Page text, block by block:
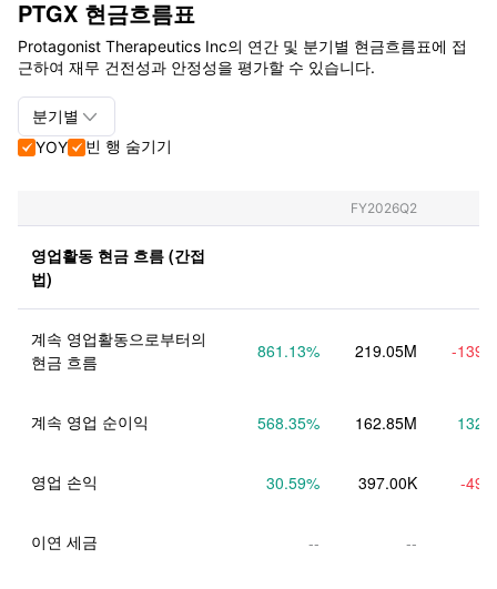
PTGX 현금흐름표
Protagonist Therapeutics Inc의 연간 및 분기별 현금흐름표에 접
근하여 재무 건전성과 안정성을 평가할 수 있습니다.
분기별 
YOY빈 행 숨기기
FY2026Q2
영업활동 현금 흐름 (간접
법)
계속 영업활동으로부터의
현금 흐름
861.13% 219.05M -
계속 영업 순이익 568.35% 162.85M
영업 손익 30.59% 397.00K -
이연 세금 -- --